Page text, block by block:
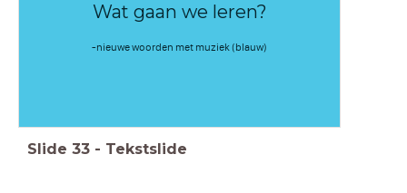
Wat gaan we leren?
-nieuwe woorden met muziek (blauw)
Slide 33 - Tekstslide